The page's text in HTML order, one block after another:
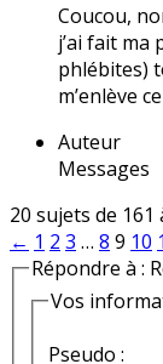
Coucou,
j’ai fait ma
phlébites)
m’enlève
Auteur
Messages
20 sujets de
← 1 2 3 … 8 9 10
Répondre à :
Vos
Pseudo :